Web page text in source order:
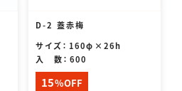
D-2 蓋赤梅
サイズ：160φ×26h
入 数：600
15%OFF